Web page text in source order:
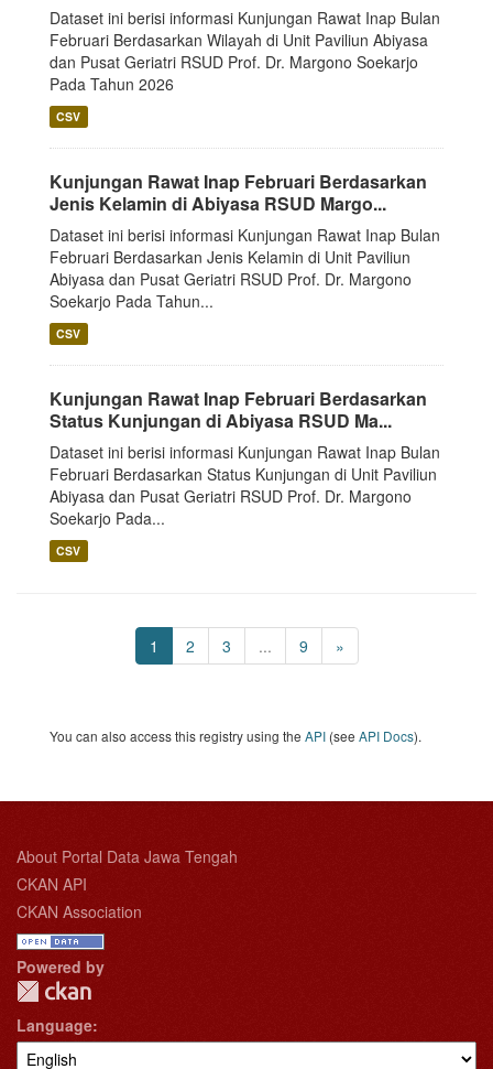
Dataset ini berisi informasi Kunjungan Rawat Inap Bulan
Februari Berdasarkan Wilayah di Unit Paviliun Abiyasa
dan Pusat Geriatri RSUD Prof. Dr. Margono Soekarjo
Pada Tahun 2026
CSV
Kunjungan Rawat Inap Februari Berdasarkan
Jenis Kelamin di Abiyasa RSUD Margo...
Dataset ini berisi informasi Kunjungan Rawat Inap Bulan
Februari Berdasarkan Jenis Kelamin di Unit Paviliun
Abiyasa dan Pusat Geriatri RSUD Prof. Dr. Margono
Soekarjo Pada Tahun...
CSV
Kunjungan Rawat Inap Februari Berdasarkan
Status Kunjungan di Abiyasa RSUD Ma...
Dataset ini berisi informasi Kunjungan Rawat Inap Bulan
Februari Berdasarkan Status Kunjungan di Unit Paviliun
Abiyasa dan Pusat Geriatri RSUD Prof. Dr. Margono
Soekarjo Pada...
CSV
1 2 3 ... 9 »
You can also access this registry using the API (see API Docs).
About Portal Data Jawa Tengah
CKAN API
CKAN Association
Powered by
Language